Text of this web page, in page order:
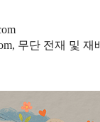
무단 전재 및 재